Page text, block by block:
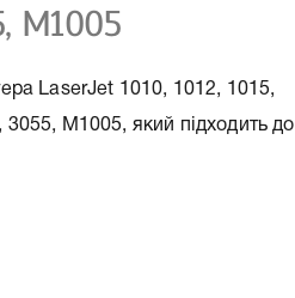
М1005
LaserJet 1010, 1012, 1015,
М1005, який підходить до